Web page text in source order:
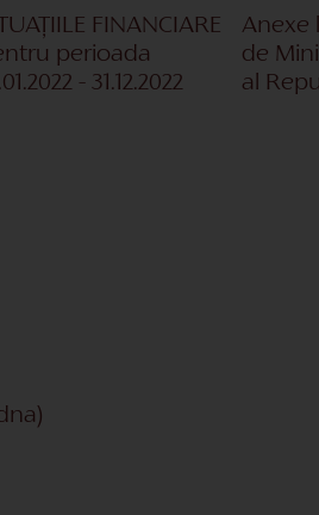
FINANCIARE
perioada
- 31.12.2022
Anexe
de
al